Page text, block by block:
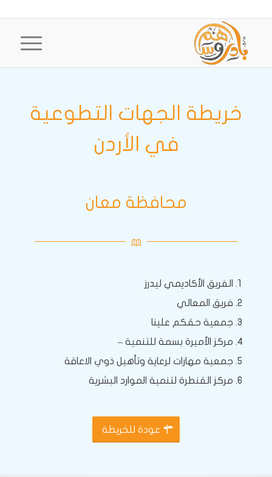
خريطة الجهات التطوعية
في الأردن
محافظة معان
الفريق الأكاديمي ليدرز
فريق المعالي
جمعية حقكم علينا
مركز الأميرة بسمة للتنمية –
جمعية مهارات لرعاية وتأهيل ذوي الاعاقة
مركز القنطرة لتنمية الموارد البشرية
عودة للخريطة